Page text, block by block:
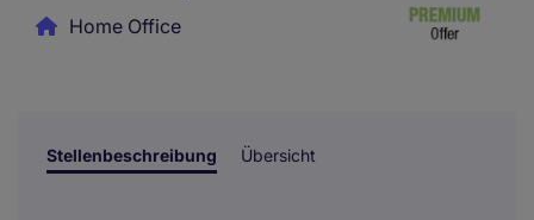
Home Office
Stellenbeschreibung Übersicht